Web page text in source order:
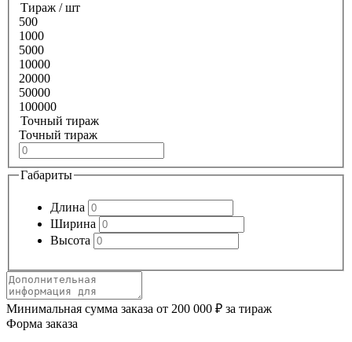
Тираж / шт
500
1000
5000
10000
20000
50000
100000
Точный тираж
Точный тираж
Габариты
Длина
Ширина
Высота
Минимальная сумма заказа от 200 000 ₽ за тираж
Форма заказа